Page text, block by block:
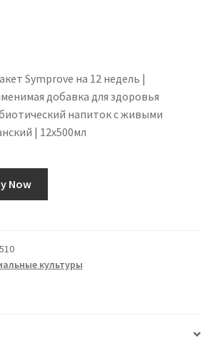
Symprove на 12 недель |
добавка для здоровья
напиток с живыми
| 12х500мл
Now
культуры